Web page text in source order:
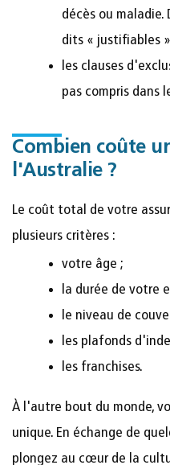
décès ou
dits « justifiables
les clauses
pas compris dans
Combien coûte
l'Australie ?
Le coût total de votre
plusieurs critères :
votre âge ;
la durée de votre
le niveau de
les plafonds
les franchises.
À l'autre bout du monde,
unique. En échange de
plongez au cœur de la